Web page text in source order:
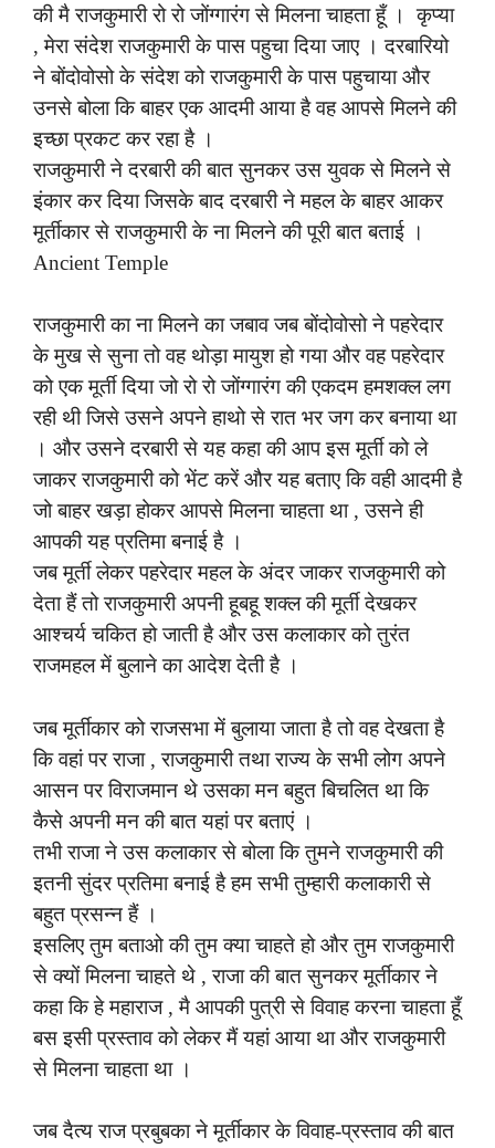
की मै राजकुमारी रो रो जोंग्गारंग से मिलना चाहता हूँ । कृप्या
, मेरा संदेश राजकुमारी के पास पहुचा दिया जाए । दरबारियो
ने बोंदोवोसो के संदेश को राजकुमारी के पास पहुचाया और
उनसे बोला कि बाहर एक आदमी आया है वह आपसे मिलने की
इच्छा प्रकट कर रहा है ।
राजकुमारी ने दरबारी की बात सुनकर उस युवक से मिलने से
इंकार कर दिया जिसके बाद दरबारी ने महल के बाहर आकर
मूर्तीकार से राजकुमारी के ना मिलने की पूरी बात बताई ।
Ancient Temple
राजकुमारी का ना मिलने का जबाव जब बोंदोवोसो ने पहरेदार
के मुख से सुना तो वह थोड़ा मायुश हो गया और वह पहरेदार
को एक मूर्ती दिया जो रो रो जोंग्गारंग की एकदम हमशक्ल लग
रही थी जिसे उसने अपने हाथो से रात भर जग कर बनाया था
। और उसने दरबारी से यह कहा की आप इस मूर्ती को ले
जाकर राजकुमारी को भेंट करें और यह बताए कि वही आदमी है
जो बाहर खड़ा होकर आपसे मिलना चाहता था , उसने ही
आपकी यह प्रतिमा बनाई है ।
जब मूर्ती लेकर पहरेदार महल के अंदर जाकर राजकुमारी को
देता हैं तो राजकुमारी अपनी हबहू शक्ल की मूर्ती देखकर
आश्चर्य चकित हो जाती है और उस कलाकार को तुरंत
राजमहल में बुलाने का आदेश देती है ।
जब मूर्तीकार को राजसभा में बुलाया जाता है तो वह देखता है
कि वहां पर राजा , राजकुमारी तथा राज्य के सभी लोग अपने
आसन पर विराजमान थे उसका मन बहुत बिचलित था कि
कैसे अपनी मन की बात यहां पर बताएं ।
तभी राजा ने उस कलाकार से बोला कि तुमने राजकुमारी की
इतनी सुंदर प्रतिमा बनाई है हम सभी तुम्हारी कलाकारी से
बहुत प्रसन्न हैं ।
इसलिए तुम बताओ की तुम क्या चाहते हो और तुम राजकुमारी
से क्यों मिलना चाहते थे , राजा की बात सुनकर मूर्तीकार ने
कहा कि हे महाराज , मै आपकी पुत्री से विवाह करना चाहता हूँ
बस इसी प्रस्ताव को लेकर मैं यहां आया था और राजकुमारी
से मिलना चाहता था ।
जब दैत्य राज प्रबुबका ने मूर्तीकार के विवाह-प्रस्ताव की बात